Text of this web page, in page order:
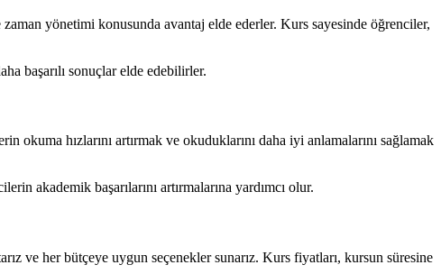
yönetimi konusunda avantaj elde ederler. Kurs sayesinde öğrenciler,
başarılı sonuçlar elde edebilirler.
hızlarını artırmak ve okuduklarını daha iyi anlamalarını sağlamak
akademik başarılarını artırmalarına yardımcı olur.
ve her bütçeye uygun seçenekler sunarız. Kurs fiyatları, kursun süresine